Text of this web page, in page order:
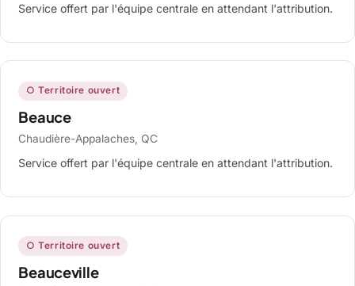
Service offert par l'équipe centrale en attendant l'attribution.
○ Territoire ouvert
Beauce
Chaudière-Appalaches, QC
Service offert par l'équipe centrale en attendant l'attribution.
○ Territoire ouvert
Beauceville